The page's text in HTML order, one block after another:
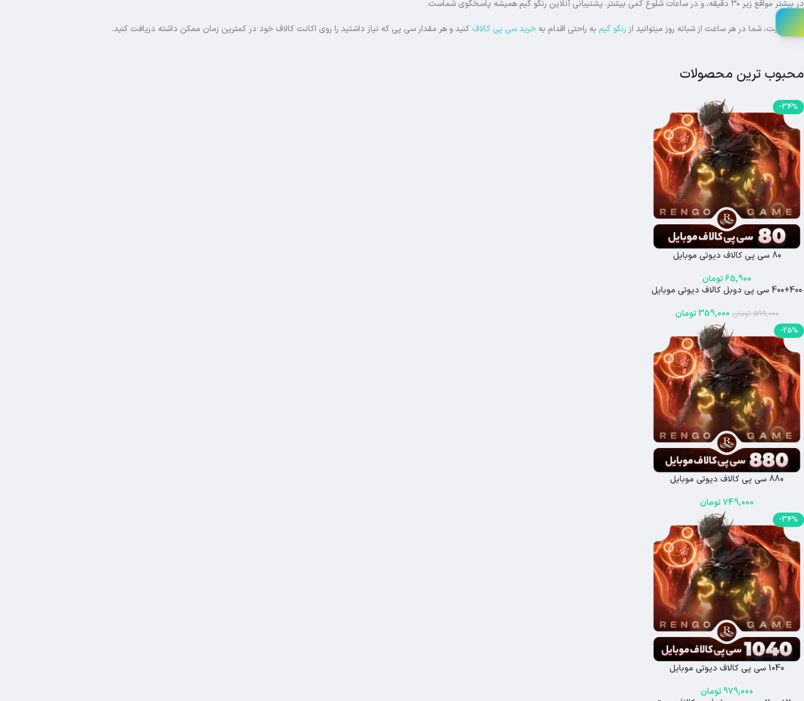
در بیشتر مواقع زیر ۳۰ دقیقه، و در ساعات شلوغ کمی بیشتر. پشتیبانی آنلاین رنگو گیم همیشه پاسخگوی شماست.
و در نهایت، شما در هر ساعت از شبانه روز میتوانید از رنگو گیم به راحتی اقدام به خرید سی پی کالاف کنید و هر مقدار سی پی که نیاز داشتید را روی اکانت کالاف خود در کمترین زمان ممکن داشته دریافت کنید.
محبوب ترین محصولات
-34%
80 سی پی کالاف دیوتی موبایل
65,900تومان
-40%
اتمام موجودی
400+400 سی پی دوبل کالاف دیوتی موبایل
599,000 تومان 359,000تومان
-25%
880 سی پی کالاف دیوتی موبایل
749,000تومان
-34%
1040 سی پی کالاف دیوتی موبایل
979,000تومان